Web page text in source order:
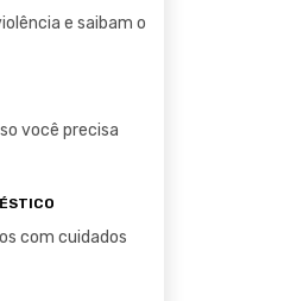
e saibam o
você precisa
com cuidados